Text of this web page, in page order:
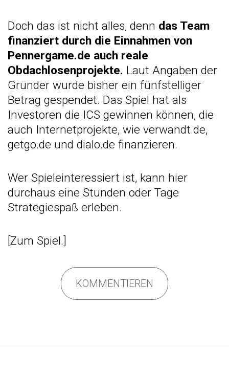
Doch das ist nicht alles, denn das Team
finanziert durch die Einnahmen von
Pennergame.de auch reale
Obdachlosenprojekte. Laut Angaben der
Gründer wurde bisher ein fünfstelliger
Betrag gespendet. Das Spiel hat als
Investoren die ICS gewinnen können, die
auch Internetprojekte, wie verwandt.de,
getgo.de und dialo.de finanzieren.
Wer Spieleinteressiert ist, kann hier
durchaus eine Stunden oder Tage
Strategiespaß erleben.
[Zum Spiel.]
KOMMENTIEREN